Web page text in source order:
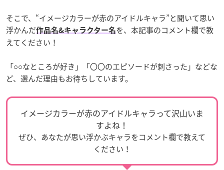
そこで、“イメージカラーが赤のアイドルキャラ”と聞いて思い
浮かんだ作品名&キャラクター名を、本記事のコメント欄で教
えてください！
「○○なところが好き」「〇〇のエピソードが刺さった」などな
ど、選んだ理由もお待ちしています。
イメージカラーが赤のアイドルキャラって沢山いま
すよね！
ぜひ、あなたが思い浮かぶキャラをコメント欄で教えて
ください！